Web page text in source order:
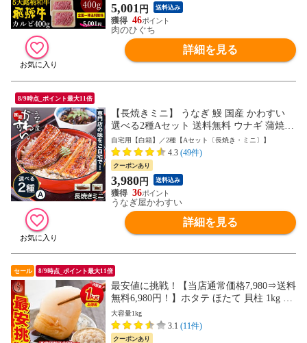
5,001 円 送料込み
46
肉のひぐち
詳細を見る
8/9時点_ポイント最大11倍
【長焼きミニ】 うなぎ 鰻 国産 かわすい
選べる2種Aセット 送料無料 ウナギ 蒲焼き
食品 ギフト 誕生日プレゼント 母親 父親
お取り寄せ グルメ 海鮮 人気 おすすめ 内
祝 食べ物 5000円以内 【のし対応可】
自宅用【白箱】／2種【Aセット〔長焼き・ミニ〕】
4.3 (49件)
クーポンあり
3,980円 送料込み
36
うなぎ屋かわすい
詳細を見る
セール 8/9時点_ポイント最大11倍
最安値に挑戦！【当店通常価格7,980⇒送料
無料6,980円！】ホタテ ほたて 貝柱 1kg 訳
あり（割れ 欠け サイズ不揃い） ほたて貝
柱 ホタテ貝柱 帆立
大容量1kg
3.1 (11件)
クーポンあり